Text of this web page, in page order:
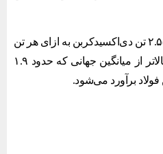
شدت انتشار صنعت فولاد هند ۲.۵۵ تن دی‌اکسیدکربن به ازای هر تن
فولاد خام است؛ رقمی بسیار بالاتر از میانگین جهانی که حدود ۱.۹
برآورد می‌شود.